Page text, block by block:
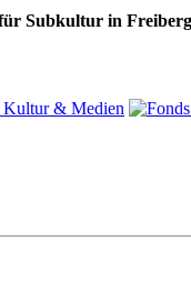
Subkultur in